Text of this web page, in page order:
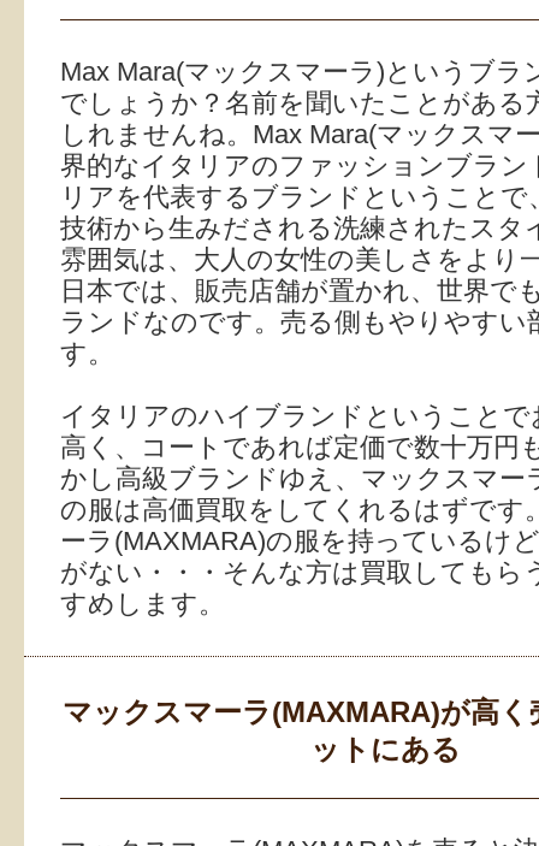
Max Mara(マックスマーラ)というブラ
でしょうか？名前を聞いたことがある
しれませんね。Max Mara(マックスマ
界的なイタリアのファッションブラン
リアを代表するブランドということで
技術から生みだされる洗練されたスタ
雰囲気は、大人の女性の美しさをより
日本では、販売店舗が置かれ、世界で
ランドなのです。売る側もやりやすい
す。
イタリアのハイブランドということで
高く、コートであれば定価で数十万円
かし高級ブランドゆえ、マックスマー
の服は高価買取をしてくれるはずです
ーラ(MAXMARA)の服を持っているけ
がない・・・そんな方は買取してもら
すめします。
マックスマーラ(MAXMARA)が高
ットにある